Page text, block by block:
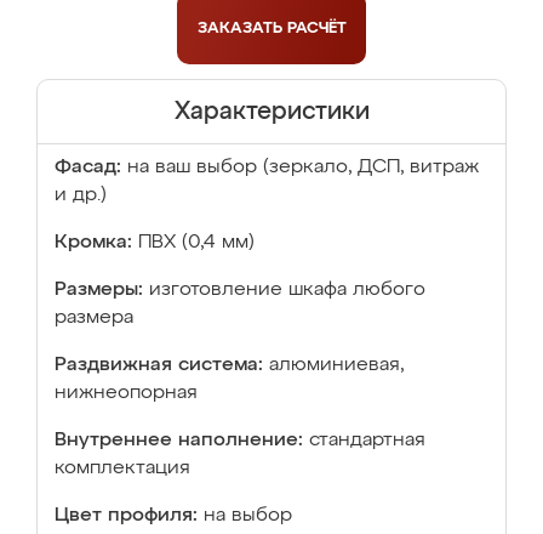
ЗАКАЗАТЬ РАСЧЁТ
Характеристики
Фасад: на ваш выбор (зеркало, ДСП, витраж
и др.)
Кромка: ПВХ (0,4 мм)
Размеры: изготовление шкафа любого
размера
Раздвижная система: алюминиевая,
нижнеопорная
Внутреннее наполнение: стандартная
комплектация
Цвет профиля: на выбор